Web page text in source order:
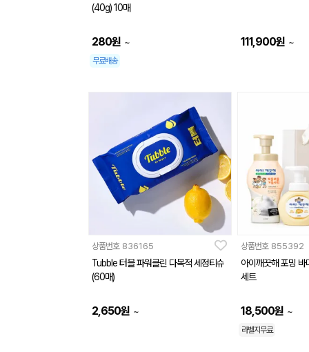
(40g) 10매
280원 ~
무료배송
111,900원 ~
상품번호 836165
Tubble 터블 파워클린 다목적 세정티슈
(60매)
2,650원 ~
상품번호 855392
아이깨끗해 포밍
세트
18,500원 ~
라벨지무료